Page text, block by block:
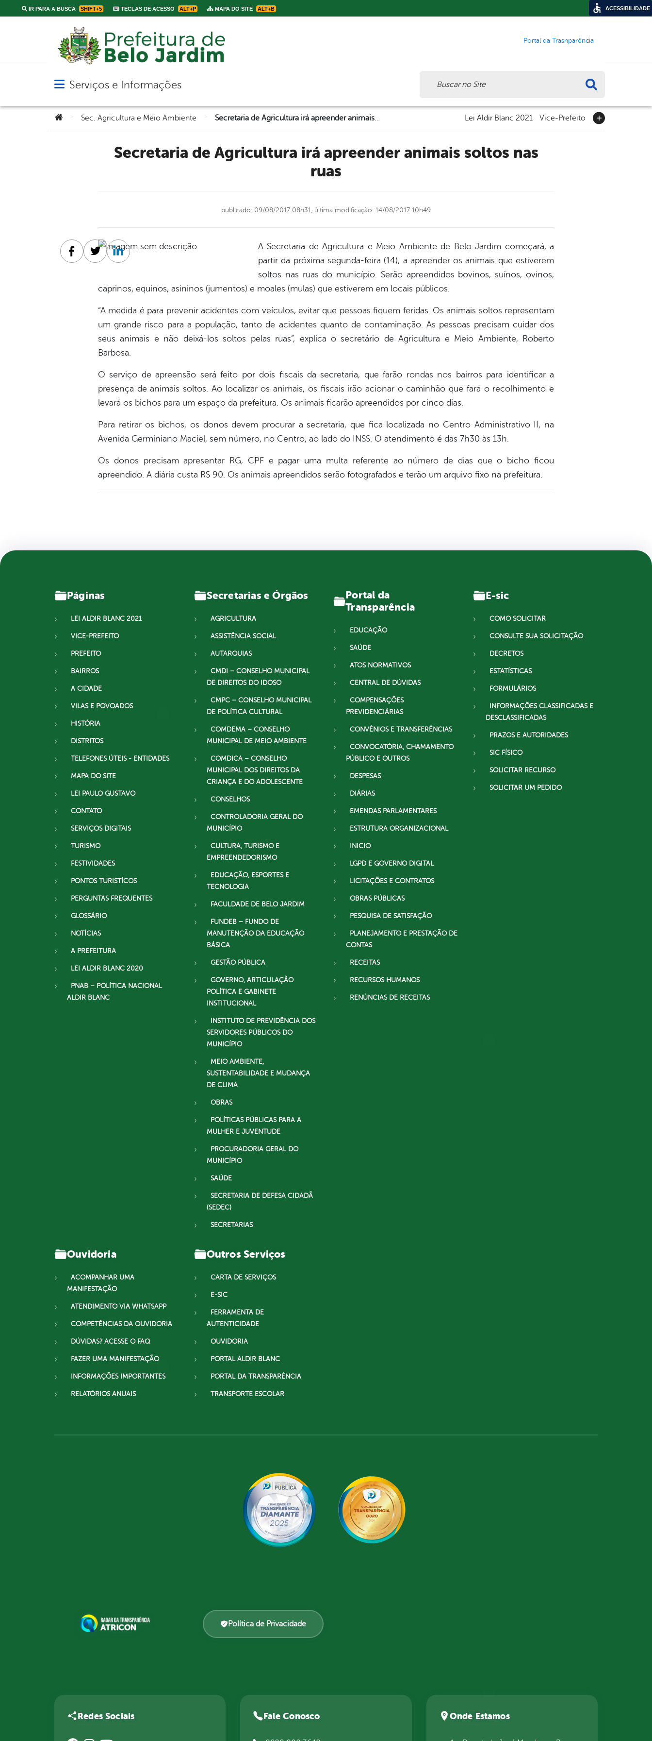
IR PARA A BUSCA SHIFT+5 TECLAS DE ACESSO ALT+P MAPA DO SITE ALT+B
Portal da Trasnparência
Abrir menu principal de navegação
Serviços e Informações
Você está aqui:Sec. Agricultura e Meio Ambiente Lei Aldir Blanc 2021 Vice-Prefeito
Secretaria de Agricultura irá apreender animais soltos nas
ruas
publicado: 09/08/2017 08h31, última modificação: 14/08/2017 10h49
A Secretaria de Agricultura e Meio Ambiente de Belo Jardim começará, a
partir da próxima segunda-feira (14), a apreender os animais que estiverem
soltos nas ruas do município. Serão apreendidos bovinos, suínos, ovinos,
caprinos, equinos, asininos (jumentos) e moales (mulas) que estiverem em locais públicos.
“A medida é para prevenir acidentes com veículos, evitar que pessoas fiquem feridas. Os animais soltos representam
um grande risco para a população, tanto de acidentes quanto de contaminação. As pessoas precisam cuidar dos
seus animais e não deixá-los soltos pelas ruas”, explica o secretário de Agricultura e Meio Ambiente, Roberto
Barbosa.
O serviço de apreensão será feito por dois fiscais da secretaria, que farão rondas nos bairros para identificar a
presença de animais soltos. Ao localizar os animais, os fiscais irão acionar o caminhão que fará o recolhimento e
levará os bichos para um espaço da prefeitura. Os animais ficarão apreendidos por cinco dias.
Para retirar os bichos, os donos devem procurar a secretaria, que fica localizada no Centro Administrativo II, na
Avenida Germiniano Maciel, sem número, no Centro, ao lado do INSS. O atendimento é das 7h30 às 13h.
Os donos precisam apresentar RG, CPF e pagar uma multa referente ao número de dias que o bicho ficou
apreendido. A diária custa R$ 90. Os animais apreendidos serão fotografados e terão um arquivo fixo na prefeitura.
Facebook
TwitterLinkedin
Páginas
LEI ALDIR BLANC 2021
VICE-PREFEITO
PREFEITO
BAIRROS
A CIDADE
VILAS E POVOADOS
HISTÓRIA
DISTRITOS
TELEFONES ÚTEIS - ENTIDADES
MAPA DO SITE
LEI PAULO GUSTAVO
CONTATO
SERVIÇOS DIGITAIS
TURISMO
FESTIVIDADES
PONTOS TURISTÍCOS
PERGUNTAS FREQUENTES
GLOSSÁRIO
NOTÍCIAS
A PREFEITURA
LEI ALDIR BLANC 2020
PNAB – POLÍTICA NACIONAL
ALDIR BLANC
Secretarias e Órgãos
AGRICULTURA
ASSISTÊNCIA SOCIAL
AUTARQUIAS
CMDI – CONSELHO MUNICIPAL
DE DIREITOS DO IDOSO
CMPC – CONSELHO MUNICIPAL
DE POLÍTICA CULTURAL
COMDEMA – CONSELHO
MUNICIPAL DE MEIO AMBIENTE
COMDICA – CONSELHO
MUNICIPAL DOS DIREITOS DA
CRIANÇA E DO ADOLESCENTE
CONSELHOS
CONTROLADORIA GERAL DO
MUNICÍPIO
CULTURA, TURISMO E
EMPREENDEDORISMO
EDUCAÇÃO, ESPORTES E
TECNOLOGIA
FACULDADE DE BELO JARDIM
FUNDEB – FUNDO DE
MANUTENÇÃO DA EDUCAÇÃO
BÁSICA
GESTÃO PÚBLICA
GOVERNO, ARTICULAÇÃO
POLÍTICA E GABINETE
INSTITUCIONAL
INSTITUTO DE PREVIDÊNCIA DOS
SERVIDORES PÚBLICOS DO
MUNICÍPIO
MEIO AMBIENTE,
SUSTENTABILIDADE E MUDANÇA
DE CLIMA
OBRAS
POLÍTICAS PÚBLICAS PARA A
MULHER E JUVENTUDE
PROCURADORIA GERAL DO
MUNICÍPIO
SAÚDE
SECRETARIA DE DEFESA CIDADÃ
(SEDEC)
SECRETARIAS
Portal da
Transparência
EDUCAÇÃO
SAÚDE
ATOS NORMATIVOS
CENTRAL DE DÚVIDAS
COMPENSAÇÕES
PREVIDENCIÁRIAS
CONVÊNIOS E TRANSFERÊNCIAS
CONVOCATÓRIA, CHAMAMENTO
PÚBLICO E OUTROS
DESPESAS
DIÁRIAS
EMENDAS PARLAMENTARES
ESTRUTURA ORGANIZACIONAL
INICIO
LGPD E GOVERNO DIGITAL
LICITAÇÕES E CONTRATOS
OBRAS PÚBLICAS
PESQUISA DE SATISFAÇÃO
PLANEJAMENTO E PRESTAÇÃO DE
CONTAS
RECEITAS
RECURSOS HUMANOS
RENÚNCIAS DE RECEITAS
E-sic
COMO SOLICITAR
CONSULTE SUA SOLICITAÇÃO
DECRETOS
ESTATÍSTICAS
FORMULÁRIOS
INFORMAÇÕES CLASSIFICADAS E
DESCLASSIFICADAS
PRAZOS E AUTORIDADES
SIC FÍSICO
SOLICITAR RECURSO
SOLICITAR UM PEDIDO
Ouvidoria
ACOMPANHAR UMA
MANIFESTAÇÃO
ATENDIMENTO VIA WHATSAPP
COMPETÊNCIAS DA OUVIDORIA
DÚVIDAS? ACESSE O FAQ
FAZER UMA MANIFESTAÇÃO
INFORMAÇÕES IMPORTANTES
RELATÓRIOS ANUAIS
Outros Serviços
CARTA DE SERVIÇOS
E-SIC
FERRAMENTA DE
AUTENTICIDADE
OUVIDORIA
PORTAL ALDIR BLANC
PORTAL DA TRANSPARÊNCIA
TRANSPORTE ESCOLAR
Política de Privacidade
Redes Sociais Fale Conosco Onde Estamos
ACESSIBILIDADE